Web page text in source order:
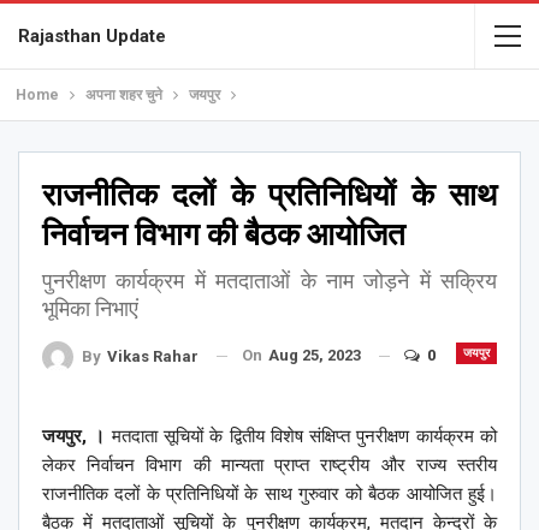
Rajasthan Update
Home अपना शहर चुने जयपुर
राजनीतिक दलों के प्रतिनिधियों के साथ
निर्वाचन विभाग की बैठक आयोजित
पुनरीक्षण कार्यक्रम में मतदाताओं के नाम जोड़ने में सक्रिय
भूमिका निभाएं
जयपुर
By Vikas Rahar On Aug 25, 2023 0
जयपुर, । मतदाता सूचियों के द्वितीय विशेष संक्षिप्त पुनरीक्षण कार्यक्रम को
लेकर निर्वाचन विभाग की मान्यता प्राप्त राष्ट्रीय और राज्य स्तरीय
राजनीतिक दलों के प्रतिनिधियों के साथ गुरुवार को बैठक आयोजित हुई।
बैठक में मतदाताओं सूचियों के पुनरीक्षण कार्यक्रम, मतदान केन्द्रों के